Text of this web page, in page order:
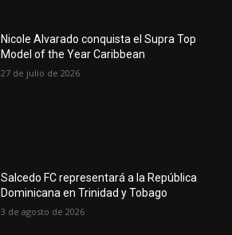
Nicole Alvarado conquista el Supra Top
Model of the Year Caribbean
27 de julio de 2026
Salcedo FC representará a la República
Dominicana en Trinidad y Tobago
3 de agosto de 2026